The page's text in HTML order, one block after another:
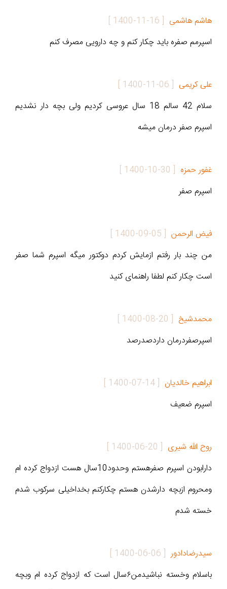
هاشم هاشمی [
1400-11-16
]
اسپرمم صفره باید چکار کنم و چه دارویی مصرف کنم
علی کریمی [
1400-11-06
]
سلام 42 سالم 18 سال عروسی کردیم ولی بچه دار نشدیم
اسپرم صفر درمان میشه
غفور حمزه [
1400-10-30
]
اسپرم صفر
فیض الرحمن [
1400-09-05
]
من چند بار رفتم ازمایش کردم دوکتور میگه اسپرم شما صفر
است چکار کنم لطفا راهنمای کنید
محمدشیخ [
1400-08-20
]
اسپرصفردرمان داردصدرصد
ابراهیم خالدیان [
1400-07-14
]
اسپرم ضعیف
روح الله شیری [
1400-06-20
]
دارابودن اسپرم صفرهستم وحدود10سال هست ازدواج کرده ام
ومحروم ازبچه دارشدن هستم چکارکنم بخداخیلی سرکوب شدم
خسته شدم
سیدرضادادور [
1400-06-06
]
باسلام وخسته نباشیدمن۶سال است که ازدواج کرده ام وبچه